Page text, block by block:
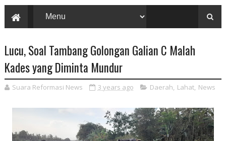
Lucu, Soal Tambang Golongan Galian C Malah
Kades yang Diminta Mundur
Suara Reformasi News 3 years ago Daerah, Lahat, News